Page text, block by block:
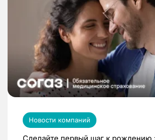
Новости компаний